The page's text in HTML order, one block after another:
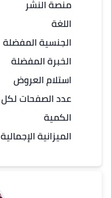
منصة النشر
اللغة
الجنسية المفضلة
الخبرة المفضلة
استلام العروض
عددالصفحاتلكل
الكمية
الميزانية الإجمالية